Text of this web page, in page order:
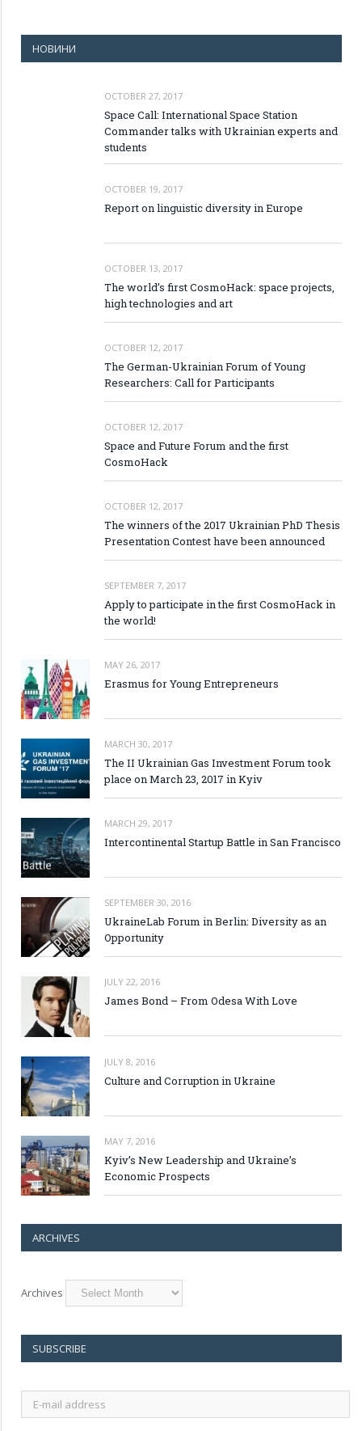
НОВИНИ
OCTOBER 27, 2017
Space Call: International Space Station
Commander talks with Ukrainian experts and
students
OCTOBER 19, 2017
Report on linguistic diversity in Europe
OCTOBER 13, 2017
The world’s first CosmoHack: space projects,
high technologies and art
OCTOBER 12, 2017
The German-Ukrainian Forum of Young
Researchers: Call for Participants
OCTOBER 12, 2017
Space and Future Forum and the first
CosmoHack
OCTOBER 12, 2017
The winners of the 2017 Ukrainian PhD Thesis
Presentation Contest have been announced
SEPTEMBER 7, 2017
Apply to participate in the first CosmoHack in
the world!
MAY 26, 2017
Erasmus for Young Entrepreneurs
MARCH 30, 2017
The II Ukrainian Gas Investment Forum took
place on March 23, 2017 in Kyiv
MARCH 29, 2017
Intercontinental Startup Battle in San Francisco
SEPTEMBER 30, 2016
UkraineLab Forum in Berlin: Diversity as an
Opportunity
JULY 22, 2016
James Bond – From Odesa With Love
JULY 8, 2016
Culture and Corruption in Ukraine
MAY 7, 2016
Kyiv’s New Leadership and Ukraine’s
Economic Prospects
ARCHIVES
Archives
SUBSCRIBE
mail